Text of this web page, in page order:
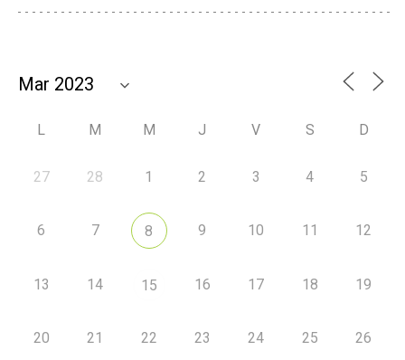
L M M J V S D
27 28 1 2 3 4 5
6 7 8 9 10 11 12
13 14 15 16 17 18 19
20 21 22 23 24 25 26